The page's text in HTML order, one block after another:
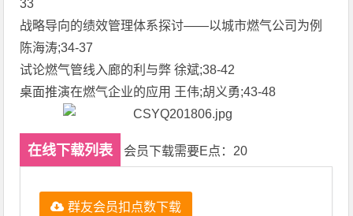
33
战略导向的绩效管理体系探讨——以城市燃气公司为例
陈海涛;34-37
试论燃气管线入廊的利与弊 徐斌;38-42
桌面推演在燃气企业的应用 王伟;胡义勇;43-48
在线下载列表 会员下载需要E点：20
群友会员扣点数下载